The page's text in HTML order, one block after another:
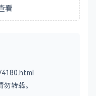
看
转载。